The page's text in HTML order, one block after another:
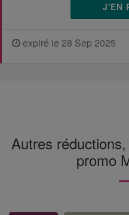
J'EN
expiré le 28 Sep 2025
Autres
promo